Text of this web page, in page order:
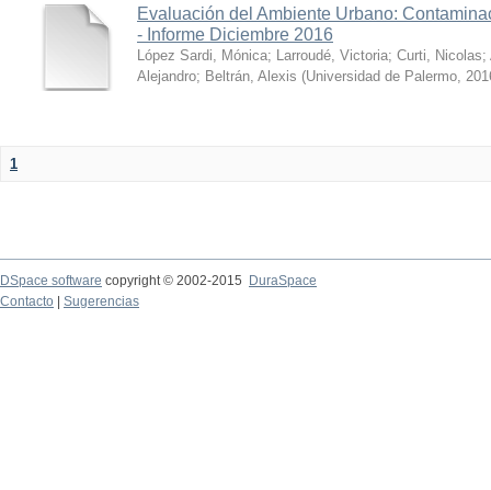
Evaluación del Ambiente Urbano:
- Informe Diciembre 2016
López Sardi, Mónica; Larroudé, Victoria; Curti, Nicolas;
Alejandro; Beltrán, Alexis (Universidad de Palermo,
1
DSpace software copyright © 2002-2015
DuraSpace
Contacto
Sugerencias